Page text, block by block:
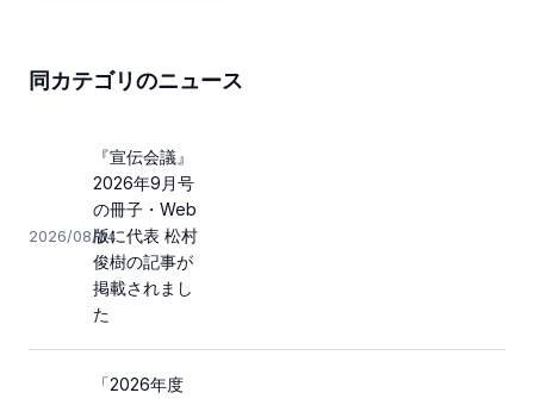
同カテゴリのニュース
2026/08/04
『宣伝会議』
2026年9月号
の冊子・Web
版に代表 松村
俊樹の記事が
掲載されまし
た
「2026年度